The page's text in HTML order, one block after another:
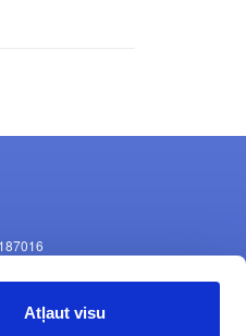
Atļaut visu